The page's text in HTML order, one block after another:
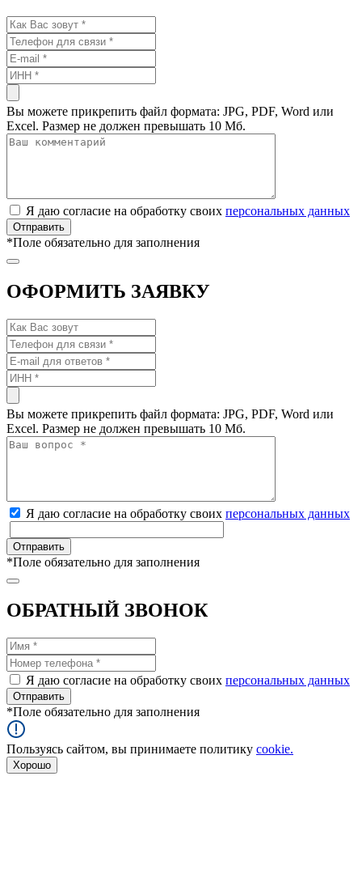
Вы можете прикрепить файл формата: JPG, PDF, Word или
Excel. Размер не должен превышать 10 Мб.
Я даю согласие на обработку своих персональных данных
*Поле обязательно для заполнения
ОФОРМИТЬ ЗАЯВКУ
Вы можете прикрепить файл формата: JPG, PDF, Word или
Excel. Размер не должен превышать 10 Мб.
Я даю согласие на обработку своих персональных данных
*Поле обязательно для заполнения
ОБРАТНЫЙ ЗВОНОК
Я даю согласие на обработку своих персональных данных
*Поле обязательно для заполнения
Пользуясь сайтом, вы принимаете политику cookie.
Хорошо